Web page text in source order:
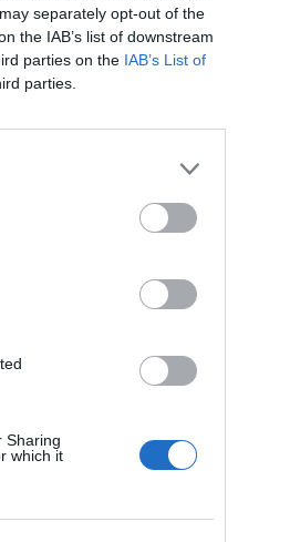
separately opt-out of the
the IAB’s list of downstream
parties on the IAB’s List of
parties.
Sharing
which it
sa ostošesť.
čiarku, aby sa
zvládne, tak začne
vykríkne: „Tak
pôžitok